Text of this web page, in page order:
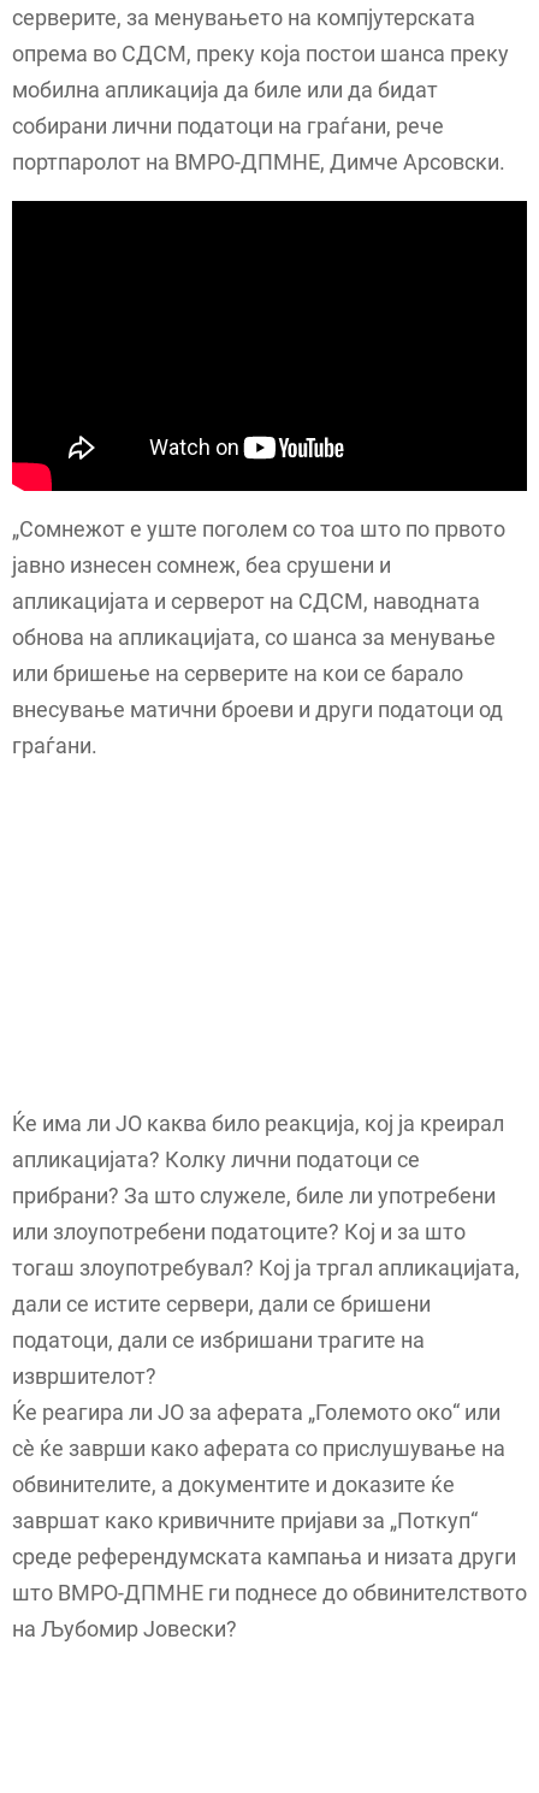
серверите, за менувањето на компјутерската
опрема во СДСМ, преку која постои шанса преку
мобилна апликација да биле или да бидат
собирани лични податоци на граѓани, рече
портпаролот на ВМРО-ДПМНЕ, Димче Арсовски.
„Сомнежот е уште поголем со тоа што по првото
јавно изнесен сомнеж, беа срушени и
апликацијата и серверот на СДСМ, наводната
обнова на апликацијата, со шанса за менување
или бришење на серверите на кои се барало
внесување матични броеви и други податоци од
граѓани.
Ќе има ли ЈО каква било реакција, кој ја креирал
апликацијата? Колку лични податоци се
прибрани? За што служеле, биле ли употребени
или злоупотребени податоците? Кој и за што
тогаш злоупотребувал? Кој ја тргал апликацијата,
дали се истите сервери, дали се бришени
податоци, дали се избришани трагите на
извршителот?
Ќе реагира ли ЈО за аферата „Големото око“ или
сè ќе заврши како аферата со прислушување на
обвинителите, а документите и доказите ќе
завршат како кривичните пријави за „Поткуп“
среде референдумската кампања и низата други
што ВМРО-ДПМНЕ ги поднесе до обвинителството
на Љубомир Јовески?